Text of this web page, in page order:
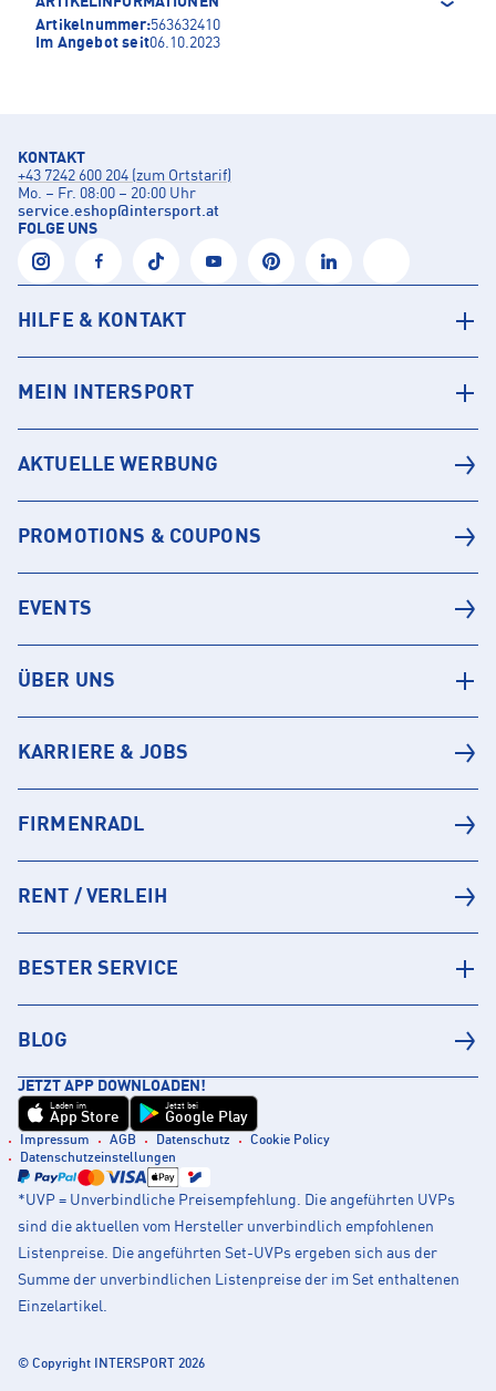
Artikelnummer:563632410
Im Angebot seit06.10.2023
KONTAKT
+43 7242 600 204 (zum Ortstarif)
Mo. – Fr. 08:00 – 20:00 Uhr
service.eshop@intersport.at
FOLGE UNS
HILFE & KONTAKT
MEIN INTERSPORT
AKTUELLE WERBUNG
PROMOTIONS & COUPONS
EVENTS
ÜBER UNS
KARRIERE & JOBS
FIRMENRADL
RENT / VERLEIH
BESTER SERVICE
BLOG
JETZT APP DOWNLOADEN!
Laden im
App Store
Jetzt bei
Google Play
Impressum AGB Datenschutz
Cookie Policy
Datenschutzeinstellungen
*UVP = Unverbindliche Preisempfehlung. Die angeführten UVPs
sind die aktuellen vom Hersteller unverbindlich empfohlenen
Listenpreise. Die angeführten Set-UVPs ergeben sich aus der
Summe der unverbindlichen Listenpreise der im Set enthaltenen
Einzelartikel.
© Copyright INTERSPORT 2026